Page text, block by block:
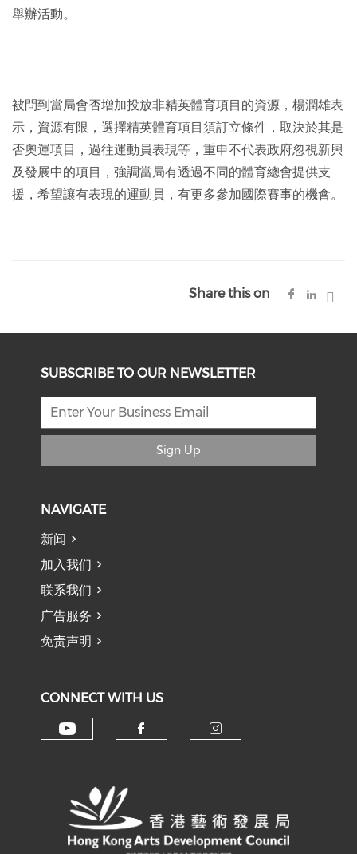
舉辦活動。
被問到當局會否增加投放非精英體育項目的資源，楊潤雄表
示，資源有限，選擇精英體育項目須訂立條件，取決於其是
否奧運項目，過往運動員表現等，重申不代表政府忽視新興
及發展中的項目，強調當局有透過不同的體育總會提供支
援，希望讓有表現的運動員，有更多參加國際賽事的機會。
Share this on
SUBSCRIBE TO OUR NEWSLETTER
Sign Up
NAVIGATE
新闻
加入我们
联系我们
广告服务
免责声明
CONNECT WITH US